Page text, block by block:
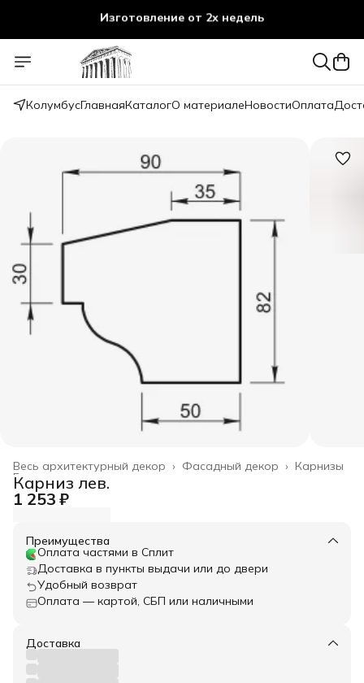
Изготовление от 2х недель
КолумбусГлавнаяКаталогО материалеНовостиОплата
Карнизы
Фасадный декор ›
Весь архитектурный декор ›
Главная ›
Карниз лев.
1 253 ₽
Преимущества
Оплата частями в Сплит
Доставка в пункты выдачи или до двери
Удобный возврат
Оплата — картой, СБП или наличными
Доставка